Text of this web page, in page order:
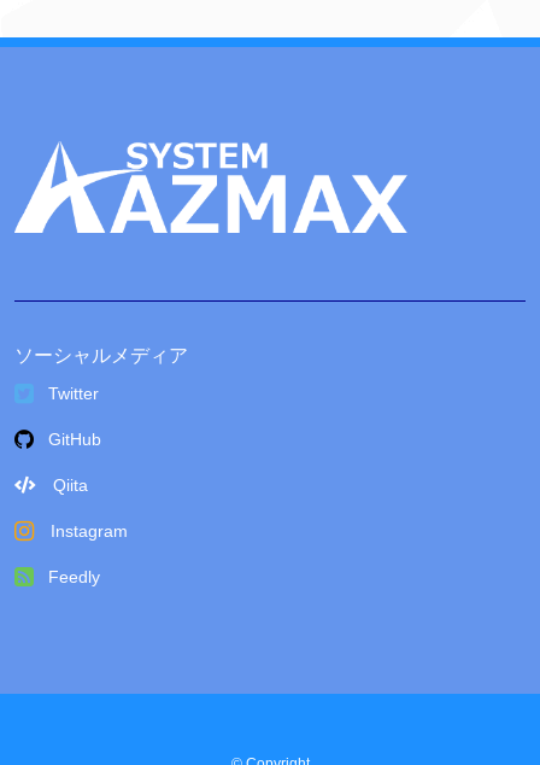
ソーシャルメディア
Twitter
GitHub
Qiita
Instagram
Feedly